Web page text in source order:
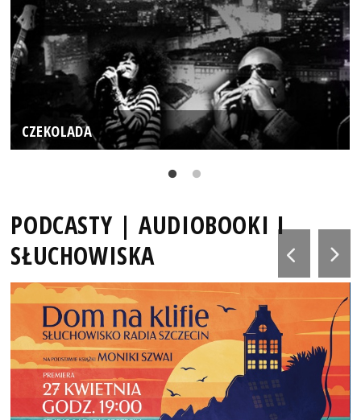
CZEKOLADA
PODCASTY | AUDIOBOOKI I
SŁUCHOWISKA